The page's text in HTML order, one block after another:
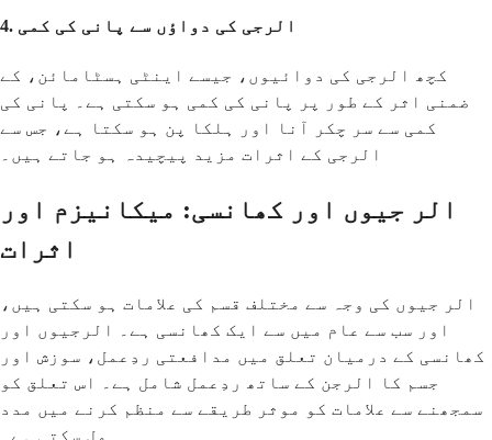
4. الرجی کی دواؤں سے پانی کی کمی
کچھ الرجی کی دوائیوں، جیسے اینٹی ہسٹامائن، کے
ضمنی اثر کے طور پر پانی کی کمی ہو سکتی ہے۔ پانی کی
کمی سے سر چکر آنا اور ہلکا پن ہو سکتا ہے، جس سے
الرجی کے اثرات مزید پیچیدہ ہو جاتے ہیں۔
الر جیوں اور کھانسی: میکانیزم اور
اثرات
الر جیوں کی وجہ سے مختلف قسم کی علامات ہو سکتی ہیں،
اور سب سے عام میں سے ایک کھانسی ہے۔ الرجیوں اور
کھانسی کے درمیان تعلق میں مدافعتی ردِعمل، سوزش اور
جسم کا الرجن کے ساتھ ردِعمل شامل ہے۔ اس تعلق کو
سمجھنے سے علامات کو موثر طریقے سے منظم کرنے میں مدد
مل سکتی ہے۔